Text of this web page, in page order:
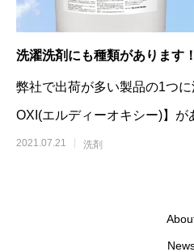
洗濯洗剤にも種類があります！
弊社で出荷が多い製品の1つ
OXI(エルディーオキシー)】が
す
2021.07.21 洗剤